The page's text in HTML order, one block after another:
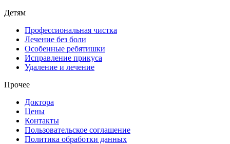
Детям
Профессиональная чистка
Лечение без боли
Особенные ребятишки
Исправление прикуса
Удаление и лечение
Прочее
Доктора
Цены
Контакты
Пользовательское соглашение
Политика обработки данных